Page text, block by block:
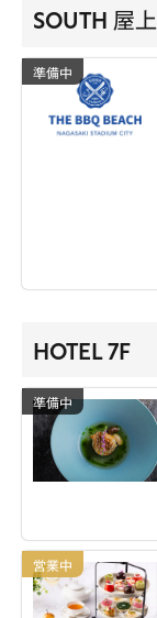
SOUTH 屋上
HOTEL 7F